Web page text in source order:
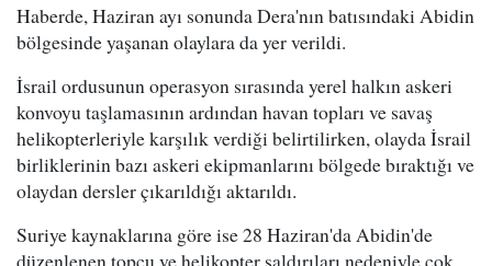
Haberde, Haziran ayı sonunda Dera'nın batısındaki Abidin
bölgesinde yaşanan olaylara da yer verildi.
İsrail ordusunun operasyon sırasında yerel halkın askeri
konvoyu taşlamasının ardından havan topları ve savaş
helikopterleriyle karşılık verdiği belirtilirken, olayda İsrail
birliklerinin bazı askeri ekipmanlarını bölgede bıraktığı ve
olaydan dersler çıkarıldığı aktarıldı.
Suriye kaynaklarına göre ise 28 Haziran'da Abidin'de
düzenlenen topçu ve helikopter saldırıları nedeniyle çok